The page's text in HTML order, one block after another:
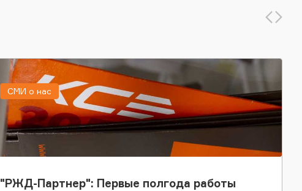
"РЖД-Партнер": Первые полгода работы
СМИ о нас